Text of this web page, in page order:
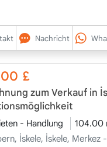
Nachricht
£
zum Verkauf in
- Handlung 104.00
İskele, İskele, Merkez